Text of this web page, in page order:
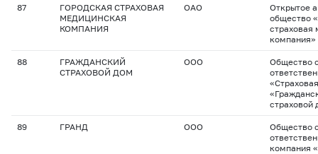
87
ГОРОДСКАЯ СТРАХОВАЯ
МЕДИЦИНСКАЯ
КОМПАНИЯ
ОАО
Открытое
общество
страховая
компания»
88
ГРАЖДАНСКИЙ
СТРАХОВОЙ ДОМ
ООО
Общество
страховой
89 ГРАНД ООО
Общество
компания